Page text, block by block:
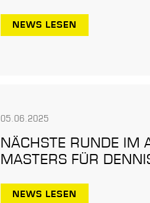
NEWS LESEN
05.06.2025
NÄCHSTE RUNDE IM
MASTERS FÜR
NEWS LESEN